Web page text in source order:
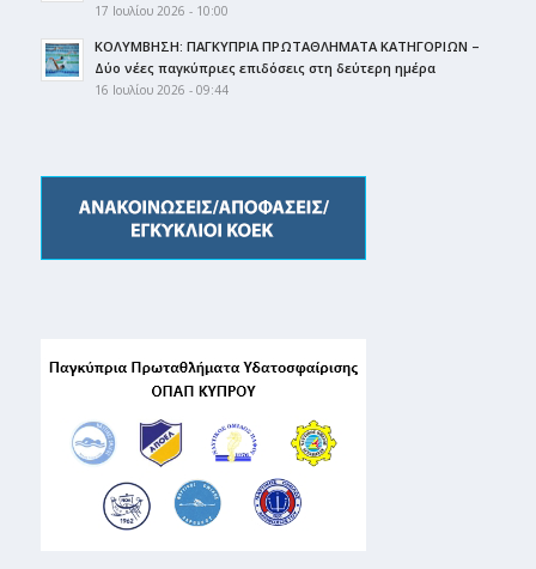
17 Ιουλίου 2026 - 10:00
ΚΟΛΥΜΒΗΣΗ: ΠΑΓΚΥΠΡΙΑ ΠΡΩΤΑΘΛΗΜΑΤΑ ΚΑΤΗΓΟΡΙΩΝ –
Δύο νέες παγκύπριες επιδόσεις στη δεύτερη ημέρα
16 Ιουλίου 2026 - 09:44